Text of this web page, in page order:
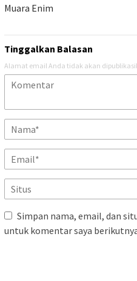
Muara Enim
Tinggalkan Balasan
Alamat email Anda tidak akan
Simpan nama, email, dan
untuk komentar saya